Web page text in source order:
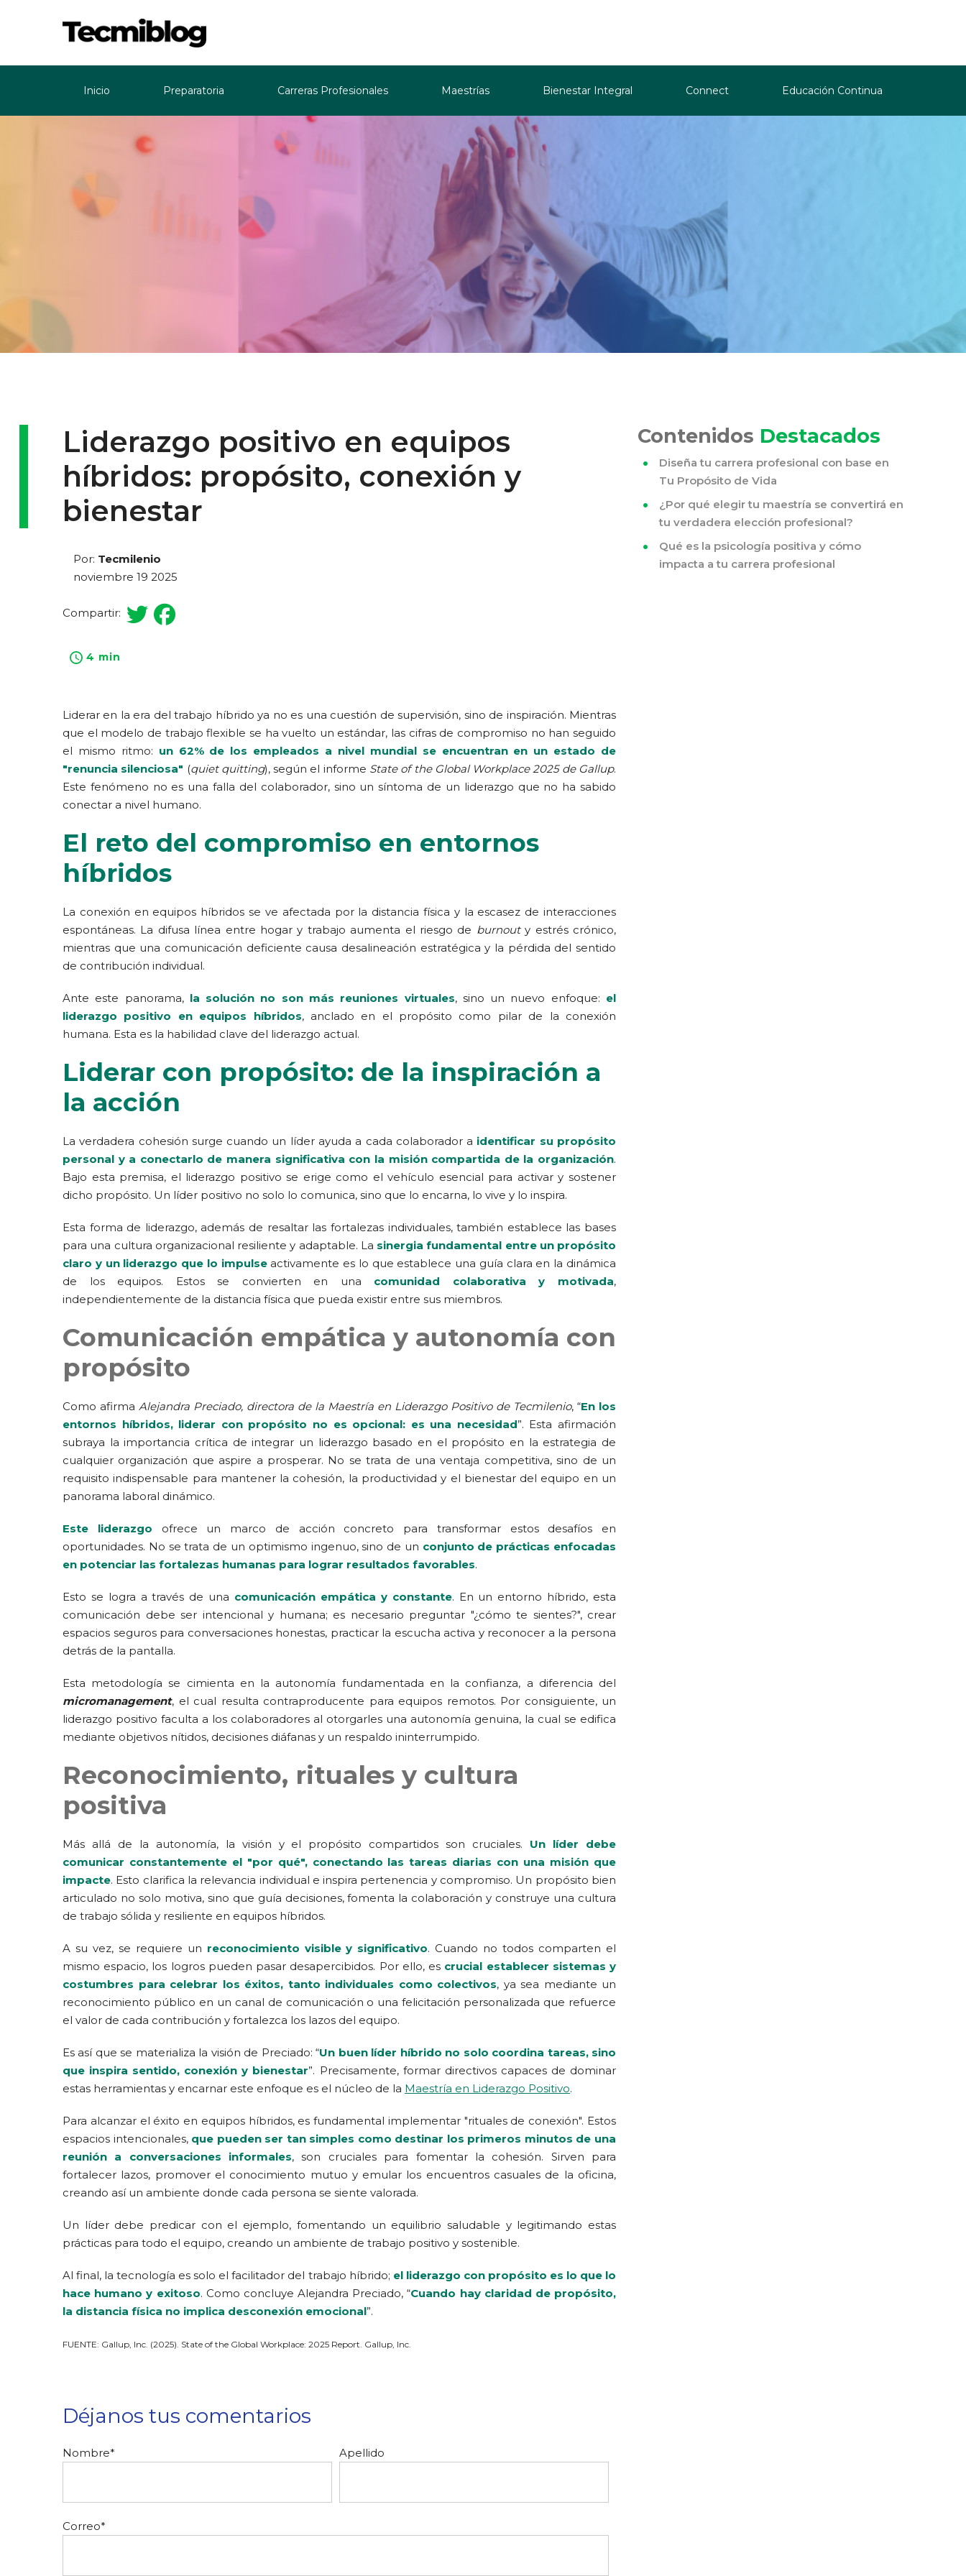
Inicio Preparatoria Carreras Profesionales Maestrías Bienestar Integral Connect Educación Continua
Liderazgo positivo en equipos
híbridos: propósito, conexión y
bienestar
Por: Tecmilenio
noviembre 19 2025
Compartir:
4 min
Liderar en la era del trabajo híbrido ya no es una cuestión de supervisión, sino de inspiración. Mientras
que el modelo de trabajo flexible se ha vuelto un estándar, las cifras de compromiso no han seguido
el mismo ritmo: un 62% de los empleados a nivel mundial se encuentran en un estado de
"renuncia silenciosa" (quiet quitting), según el informe State of the Global Workplace 2025 de Gallup.
Este fenómeno no es una falla del colaborador, sino un síntoma de un liderazgo que no ha sabido
conectar a nivel humano.
El reto del compromiso en entornos
híbridos
La conexión en equipos híbridos se ve afectada por la distancia física y la escasez de interacciones
espontáneas. La difusa línea entre hogar y trabajo aumenta el riesgo de burnouty estrés crónico,
mientras que una comunicación deficiente causa desalineación estratégica y la pérdida del sentido
de contribución individual.
Ante este panorama, la solución no son más reuniones virtuales, sino un nuevo enfoque: el
liderazgo positivo en equipos híbridos, anclado en el propósito como pilar de la conexión
humana. Esta es la habilidad clave del liderazgo actual.
Liderar con propósito: de la inspiración a
la acción
La verdadera cohesión surge cuando un líder ayuda a cada colaborador a identificar su propósito
personal y a conectarlo de manera significativa con la misión compartida de la organización.
Bajo esta premisa, el liderazgo positivo se erige como el vehículo esencial para activar y sostener
dicho propósito. Un líder positivo no solo lo comunica, sino que lo encarna, lo vive y lo inspira.
Esta forma de liderazgo, además de resaltar las fortalezas individuales, también establece las bases
para una cultura organizacional resiliente y adaptable. La sinergia fundamental entre un propósito
claro y un liderazgo que lo impulseactivamente es lo que establece una guía clara en la dinámica
de los equipos. Estos se convierten en una comunidad colaborativa y motivada,
independientemente de la distancia física que pueda existir entre sus miembros.
Comunicación empática y autonomía con
propósito
Como afirma Alejandra Preciado, directora de la Maestría en Liderazgo Positivo de Tecmilenio, “En los
entornos híbridos, liderar con propósito no es opcional: es una necesidad”. Esta afirmación
subraya la importancia crítica de integrar un liderazgo basado en el propósito en la estrategia de
cualquier organización que aspire a prosperar. No se trata de una ventaja competitiva, sino de un
requisito indispensable para mantener la cohesión, la productividad y el bienestar del equipo en un
panorama laboral dinámico.
Este liderazgo ofrece un marco de acción concreto para transformar estos desafíos en
oportunidades. No se trata de un optimismo ingenuo, sino de un conjunto de prácticas enfocadas
en potenciar las fortalezas humanas para lograr resultados favorables.
Esto se logra a través de una comunicación empática y constante. En un entorno híbrido, esta
comunicación debe ser intencional y humana; es necesario preguntar "¿cómo te sientes?", crear
espacios seguros para conversaciones honestas, practicar la escucha activa y reconocer a la persona
detrás de la pantalla.
Esta metodología se cimienta en la autonomía fundamentada en la confianza, a diferencia del
micromanagement, el cual resulta contraproducente para equipos remotos. Por consiguiente, un
liderazgo positivo faculta a los colaboradores al otorgarles una autonomía genuina, la cual se edifica
mediante objetivos nítidos, decisiones diáfanas y un respaldo ininterrumpido.
Reconocimiento, rituales y cultura
positiva
Más allá de la autonomía, la visión y el propósito compartidos son cruciales. Un líder debe
comunicar constantemente el "por qué", conectando las tareas diarias con una misión que
impacte. Esto clarifica la relevancia individual e inspira pertenencia y compromiso. Un propósito bien
articulado no solo motiva, sino que guía decisiones, fomenta la colaboración y construye una cultura
de trabajo sólida y resiliente en equipos híbridos.
A su vez, se requiere un reconocimiento visible y significativo. Cuando no todos comparten el
mismo espacio, los logros pueden pasar desapercibidos. Por ello, es crucial establecer sistemas y
costumbres para celebrar los éxitos, tanto individuales como colectivos, ya sea mediante un
reconocimiento público en un canal de comunicación o una felicitación personalizada que refuerce
el valor de cada contribución y fortalezca los lazos del equipo.
Es así que se materializa la visión de Preciado: “Un buen líder híbrido no solo coordina tareas, sino
que inspira sentido, conexión y bienestar”. Precisamente, formar directivos capaces de dominar
estas herramientas y encarnar este enfoque es el núcleo de la Maestría en Liderazgo Positivo.
Para alcanzar el éxito en equipos híbridos, es fundamental implementar "rituales de conexión". Estos
espacios intencionales, que pueden ser tan simples como destinar los primeros minutos de una
reunión a conversaciones informales, son cruciales para fomentar la cohesión. Sirven para
fortalecer lazos, promover el conocimiento mutuo y emular los encuentros casuales de la oficina,
creando así un ambiente donde cada persona se siente valorada.
Un líder debe predicar con el ejemplo, fomentando un equilibrio saludable y legitimando estas
prácticas para todo el equipo, creando un ambiente de trabajo positivo y sostenible.
Al final, la tecnología es solo el facilitador del trabajo híbrido; el liderazgo con propósito es lo que lo
hace humano y exitoso. Como concluye Alejandra Preciado, “Cuando hay claridad de propósito,
la distancia física no implica desconexión emocional”.
FUENTE: Gallup, Inc. (2025). State of the Global Workplace: 2025 Report. Gallup, Inc.
Déjanos tus comentarios
Nombre* Apellido
Correo*
Contenidos Destacados
Diseña tu carrera profesional con base en
Tu Propósito de Vida
¿Por qué elegir tu maestría se convertirá en
tu verdadera elección profesional?
Qué es la psicología positiva y cómo
impacta a tu carrera profesional